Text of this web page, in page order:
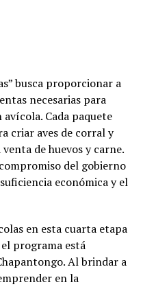
busca proporcionar a
necesarias para
Cada paquete
criar aves de corral y
de huevos y carne.
del gobierno
económica y el
en esta cuarta etapa
programa está
Al brindar a
en la